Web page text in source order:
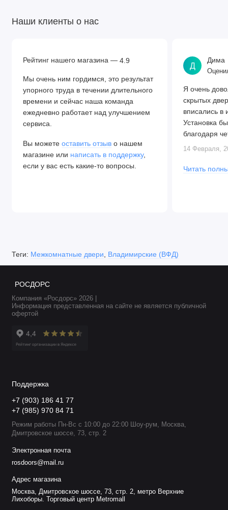
Наши клиенты о нас
Рейтинг нашего магазина — 4.9
Мы очень ним гордимся, это результат
упорного труда в течении длительного
времени и сейчас наша команда
ежедневно работает над улучшением
сервиса.
Вы можете оставить отзыв о нашем
магазине или написать в поддержку,
если у вас есть какие-то вопросы.
Д
Дима
Я очень
скрытых
вписались в
Установка
благодаря
Алексея.
14 Февраля,
Читать
Теги: Межкомнатные двери Владимирские (ВФД)
РОСДОРС
Компания «Росдорс» 2026 |
Информация представленная на сайте не является публичной
офертой
Поддержка
+7 (903) 186 41 77
+7 (985) 970 84 71
Режим работы Пн-Вс с 10:00 до 22:00 Шоу-рум, Москва,
Дмитровское шоссе, 73, стр. 2
Электронная почта
rosdoors@mail.ru
Адрес магазина
Москва, Дмитровское шоссе, 73, стр. 2, метро Верхние
Лихоборы. Торговый центр Metromall